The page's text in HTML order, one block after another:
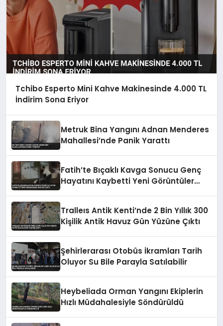
Tchibo Esperto Mini Kahve Makinesinde 4.000 TL
İndirim Sona Eriyor
Metruk Bina Yangını Adnan Menderes
Mahallesi’nde Panik Yarattı
Fatih’te Bıçaklı Kavga Sonucu Genç
Hayatını Kaybetti Yeni Görüntüler
Tralleıs Antik Kenti’nde 2 Bin Yıllık 300
Kişilik Antik Havuz Gün Yüzüne Çıktı
Şehirlerarası Otobüs İkramları Tarih
Oluyor Su Bile Parayla Satılabilir
Heybeliada Orman Yangını Ekiplerin
Hızlı Müdahalesiyle Söndürüldü